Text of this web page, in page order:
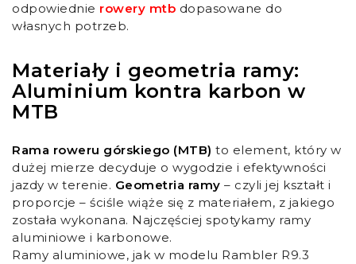
odpowiednie rowery mtb dopasowane do
własnych potrzeb.
Materiały i geometria ramy:
Aluminium kontra karbon w
MTB
Rama roweru górskiego (MTB) to element, który w
dużej mierze decyduje o wygodzie i efektywności
jazdy w terenie. Geometria ramy – czyli jej kształt i
proporcje – ściśle wiąże się z materiałem, z jakiego
została wykonana. Najczęściej spotykamy ramy
aluminiowe i karbonowe.
Ramy aluminiowe, jak w modelu Rambler R9.3